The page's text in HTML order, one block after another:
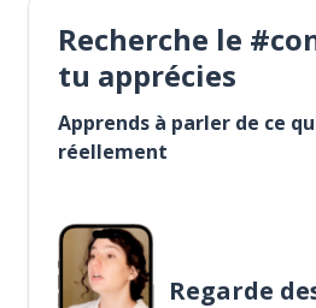
Recherche le
tu apprécies
Apprends à parler de ce
réellement
Regarde